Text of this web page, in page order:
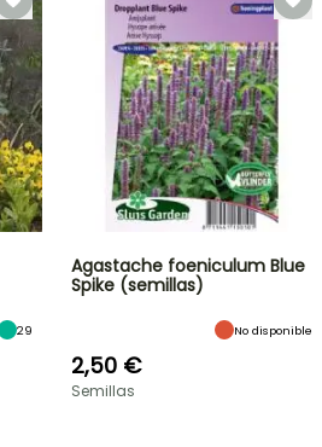
29
Agastache foeniculum Blue
Spike (semillas)
No disponible
2,50 €
Semillas